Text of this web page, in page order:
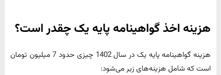
هزینه اخذ گواهینامه پایه یک چقدر است؟
هزینه گواهینامه پایه یک در سال 1402 چیزی حدود 7 میلیون تومان
است که شامل هزینه‌های زیر می‌شود: